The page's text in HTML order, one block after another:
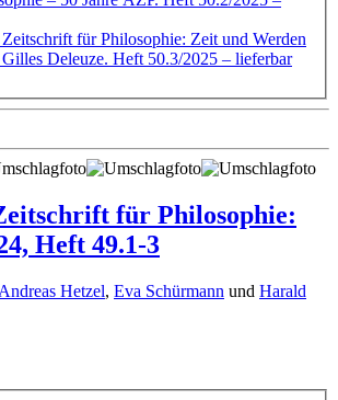
für Philosophie: Zeit und Werden
Gilles Deleuze. Heft 50.3/2025 – lieferbar
für Philosophie:
Heft 49.1-3
Andreas Hetzel, Eva Schürmann und Harald